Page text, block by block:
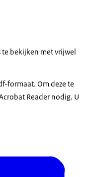
te bekijken met vrijwel
formaat. Om deze te
Reader nodig. U